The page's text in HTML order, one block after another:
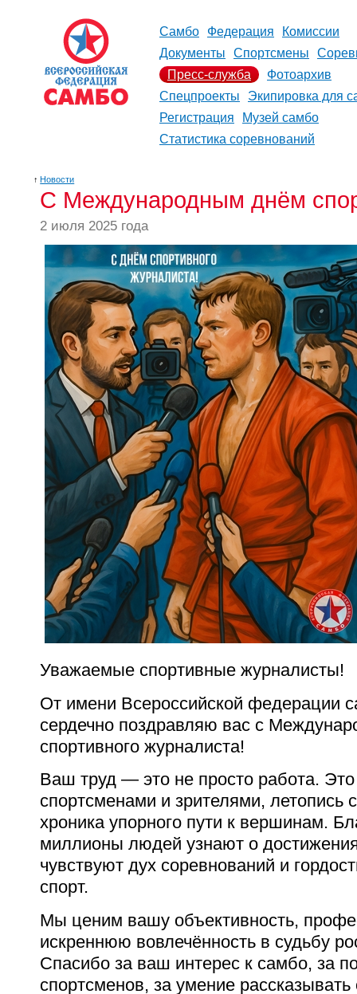
Самбо Федерация
Комиссии
Документы
Спортсмены
Пресс-служба
Фотоархив
Спецпроекты
Экипировка для
Регистрация
Музей самбо
Статистика соревнований
↑ Новости
С Международным днём
2 июля 2025 года
Уважаемые спортивные журналисты!
От имени Всероссийской федерации
сердечно поздравляю вас с
спортивного журналиста!
Ваш труд — это не просто работа.
спортсменами и зрителями, летопись
хроника упорного пути к вершинам.
миллионы людей узнают о
чувствуют дух соревнований и
спорт.
Мы ценим вашу объективность,
искреннюю вовлечённость в судьбу
Спасибо за ваш интерес к самбо, за
спортсменов, за умение